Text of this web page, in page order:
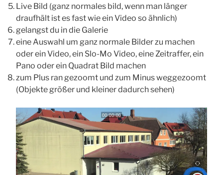
Live Bild (ganz normales bild, wenn man länger
draufhält ist es fast wie ein Video so ähnlich)
gelangst du in die Galerie
eine Auswahl um ganz normale Bilder zu machen
oder ein Video, ein Slo-Mo Video, eine Zeitraffer, ein
Pano oder ein Quadrat Bild machen
zum Plus ran gezoomt und zum Minus weggezoomt
(Objekte größer und kleiner dadurch sehen)